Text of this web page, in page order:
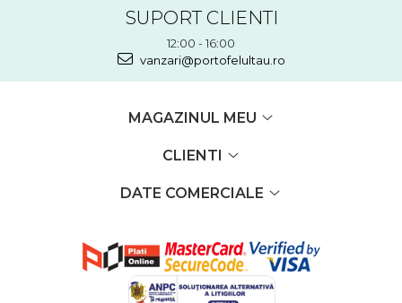
SUPORT CLIENTI
12:00 - 16:00
vanzari@portofelultau.ro
MAGAZINUL MEU
CLIENTI
DATE COMERCIALE